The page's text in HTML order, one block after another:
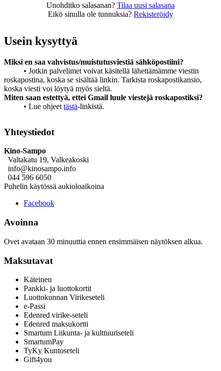
Unohditko salasanan? Tilaa uusi salasana
Eikö sinulla ole tunnuksia? Rekisteröidy
Usein kysyttyä
Miksi en saa vahvistus/muistutusviestiä sähköpostiini?
• Jotkin palvelimet voivat käsitellä lähettämämme viestin
roskapostina, koska se sisältää linkin. Tarkista roskapostikansio,
koska viesti voi löytyä myös sieltä.
Miten saan estettyä, ettei Gmail luule viestejä roskapostiksi?
• Lue ohjeet tästä-linkistä.
Yhteystiedot
Kino-Sampo
Valtakatu 19, Valkeakoski
info@kinosampo.info
044 596 6050
Puhelin käytössä aukioloaikoina
Facebook
Avoinna
Ovet avataan 30 minuuttia ennen ensimmäisen näytöksen alkua.
Maksutavat
Käteinen
Pankki- ja luottokortit
Luottokunnan Virikeseteli
e-Passi
Edenred virike-seteli
Edenred maksukortti
Smartum Liikunta- ja kulttuuriseteli
SmartumPay
TyKy Kuntoseteli
Gift4you